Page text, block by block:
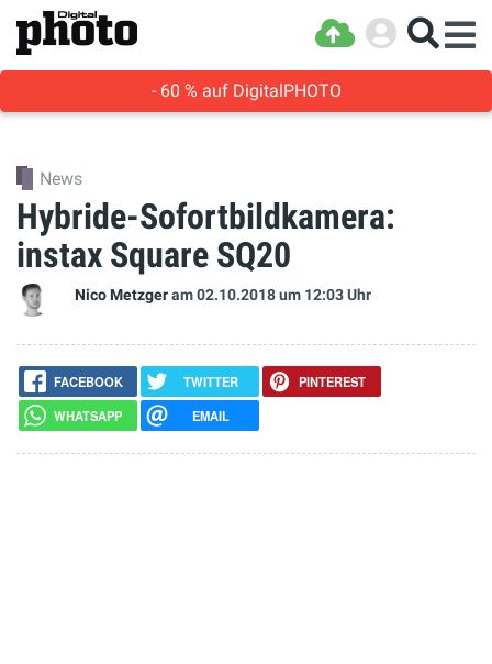
- 60 % auf DigitalPHOTO
News
Hybride-Sofortbildkamera:
instax Square SQ20
Nico Metzgeram 02.10.2018um 12:03 Uhr
FACEBOOK TWITTER
PINTEREST
WHATSAPP
EMAIL